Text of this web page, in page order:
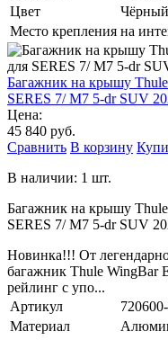
Цвет
Чёрный
Место крепления на
Багажник на крышу
SERES 7/ M7 5-dr SUV
Цена:
45 840 руб.
Сравнить В корзину
В наличии: 1 шт.
Багажник на крышу
SERES 7/ M7 5-dr SUV
Новинка!!! От
багажник Thule WingBar
рейлинг с упо...
Артикул
Материал